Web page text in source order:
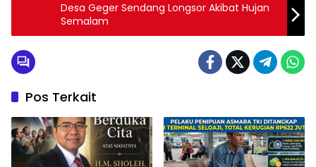
Desa Geger Sendang Longsor Akibat Hujan
Semalam
Pos Terkait